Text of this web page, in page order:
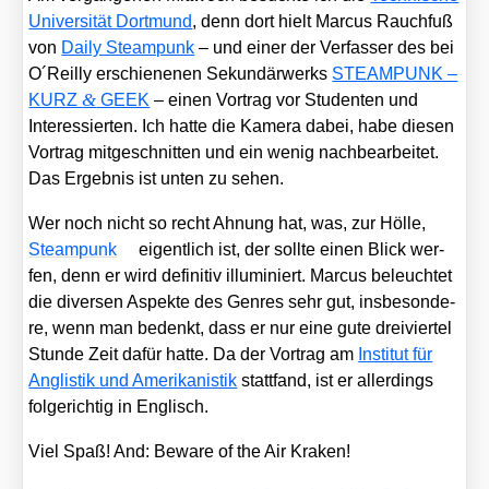
Uni­ver­si­tät Dort­mund, denn dort hielt Mar­cus Rauch­fuß
von Dai­ly Steam­punk – und einer der Ver­fas­ser des bei
O´Reilly erschie­ne­nen Sekun­där­werks STEAMPUNK –
KURZ& GEEK – einen Vor­trag vor Stu­den­ten und
Inter­es­sier­ten. Ich hat­te die Kame­ra dabei, habe die­sen
Vor­trag mit­ge­schnit­ten und ein wenig nach­be­ar­bei­tet.
Das Ergeb­nis ist unten zu sehen.
Wer noch nicht so recht Ahnung hat, was, zur Höl­le,
Steam­punk
eigent­lich ist, der soll­te einen Blick wer­
fen, denn er wird defi­ni­tiv illu­mi­niert. Mar­cus beleuch­tet
die diver­sen Aspek­te des Gen­res sehr gut, ins­be­son­de­
re, wenn man bedenkt, dass er nur eine gute drei­vier­tel
Stun­de Zeit dafür hat­te. Da der Vor­trag am Insti­tut für
Anglis­tik und Ame­ri­ka­nis­tik statt­fand, ist er aller­dings
fol­ge­rich­tig in Eng­lisch.
Viel Spaß! And: Bewa­re of the Air Kra­ken!